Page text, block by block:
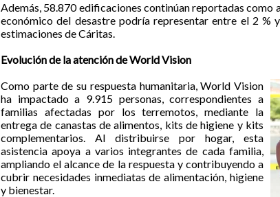
Además, 58.870 edificaciones continúan reportadas como
económico del desastre podría representar entre el 2
estimaciones de Cáritas.
Evolución de la atención de World Vision
Como parte de su respuesta humanitaria, World Vision
ha impactado a 9.915 personas, correspondientes a
familias afectadas por los terremotos, mediante la
entrega de canastas de alimentos, kits de higiene y kits
complementarios. Al distribuirse por hogar, esta
asistencia apoya a varios integrantes de cada familia,
ampliando el alcance de la respuesta y contribuyendo a
cubrir necesidades inmediatas de alimentación, higiene
y bienestar.